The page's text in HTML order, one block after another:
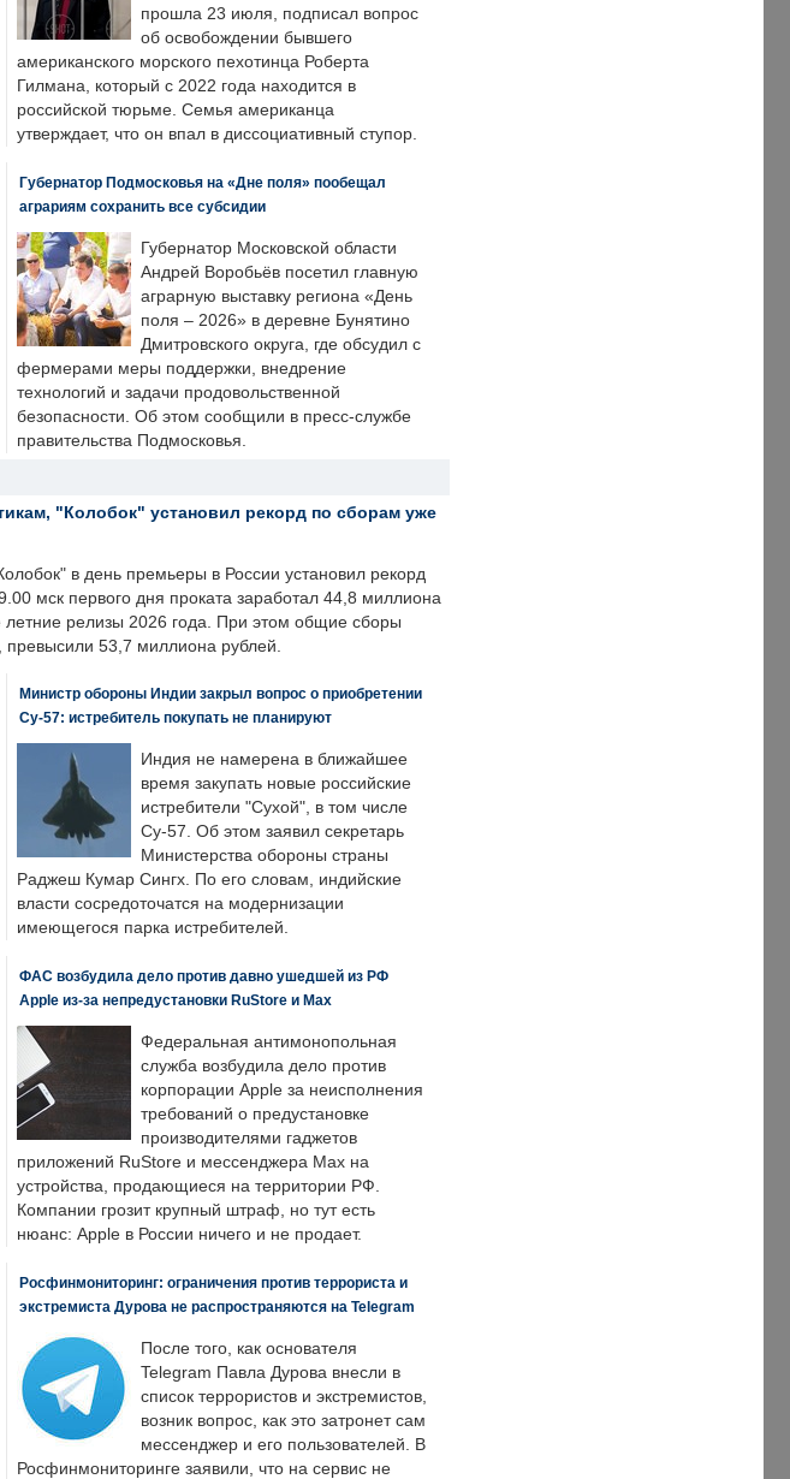
прошла 23 июля, подписал вопрос
об освобождении бывшего
американского морского пехотинца Роберта
Гилмана, который с 2022 года находится в
российской тюрьме. Семья американца
утверждает, что он впал в диссоциативный ступор.
Губернатор Подмосковья на «Дне поля» пообещал
аграриям сохранить все субсидии
Губернатор Московской области
Андрей Воробьёв посетил главную
аграрную выставку региона «День
поля – 2026» в деревне Бунятино
Дмитровского округа, где обсудил с
фермерами меры поддержки, внедрение
технологий и задачи продовольственной
безопасности. Об этом сообщили в пресс-службе
правительства Подмосковья.
"Колобок" установил рекорд по сборам уже
в день премьеры в России установил рекорд
мск первого дня проката заработал 44,8 миллиона
релизы 2026 года. При этом общие сборы
53,7 миллиона рублей.
Министр обороны Индии закрыл вопрос о приобретении
Су-57: истребитель покупать не планируют
Индия не намерена в ближайшее
время закупать новые российские
истребители "Сухой", в том числе
Су-57. Об этом заявил секретарь
Министерства обороны страны
Раджеш Кумар Сингх. По его словам, индийские
власти сосредоточатся на модернизации
имеющегося парка истребителей.
ФАС возбудила дело против давно ушедшей из РФ
Apple из-за непредустановки RuStore и Max
Федеральная антимонопольная
служба возбудила дело против
корпорации Apple за неисполнения
требований о предустановке
производителями гаджетов
приложений RuStore и мессенджера Max на
устройства, продающиеся на территории РФ.
Компании грозит крупный штраф, но тут есть
нюанс: Apple в России ничего и не продает.
Росфинмониторинг: ограничения против террориста и
экстремиста Дурова не распространяются на Telegram
После того, как основателя
Telegram Павла Дурова внесли в
список террористов и экстремистов,
возник вопрос, как это затронет сам
мессенджер и его пользователей. В
Росфинмониторинге заявили, что на сервис не